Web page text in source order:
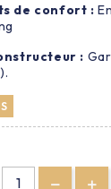
de confort :
:
.